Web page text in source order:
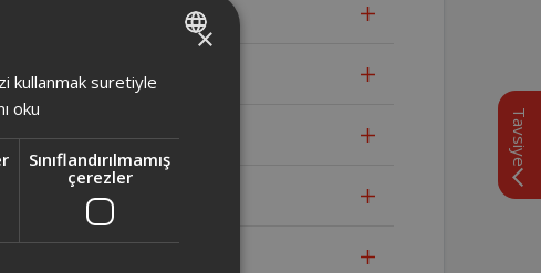
Tavsiye
TURKISH
×
kullanmak suretiyle
oku
Sınıflandırılmamış
çerezler